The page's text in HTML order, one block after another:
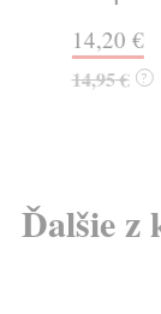
14,20 €
14,95 € ?
Ďalšie z